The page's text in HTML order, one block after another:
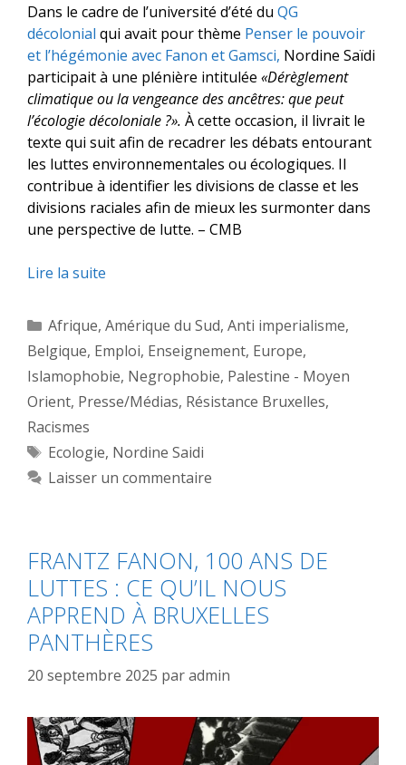
Dans le cadre de l’université d’été du QG
décolonial qui avait pour thème Penser le pouvoir
et l’hégémonie avec Fanon et Gamsci, Nordine Saïdi
participait à une plénière intitulée «Dérèglement
climatique ou la vengeance des ancêtres: que peut
l’écologie décoloniale ?». À cette occasion, il livrait le
texte qui suit afin de recadrer les débats entourant
les luttes environnementales ou écologiques. Il
contribue à identifier les divisions de classe et les
divisions raciales afin de mieux les surmonter dans
une perspective de lutte. – CMB
Lire la suite
Catégories
Afrique, Amérique du Sud, Anti imperialisme,
Belgique, Emploi, Enseignement, Europe,
Islamophobie, Negrophobie, Palestine - Moyen
Orient, Presse/Médias, Résistance Bruxelles,
Racismes
Étiquettes
Ecologie, Nordine Saidi
Laisser un commentaire
FRANTZ FANON, 100 ANS DE
LUTTES : CE QU’IL NOUS
APPREND À BRUXELLES
PANTHÈRES
20 septembre 2025 paradmin